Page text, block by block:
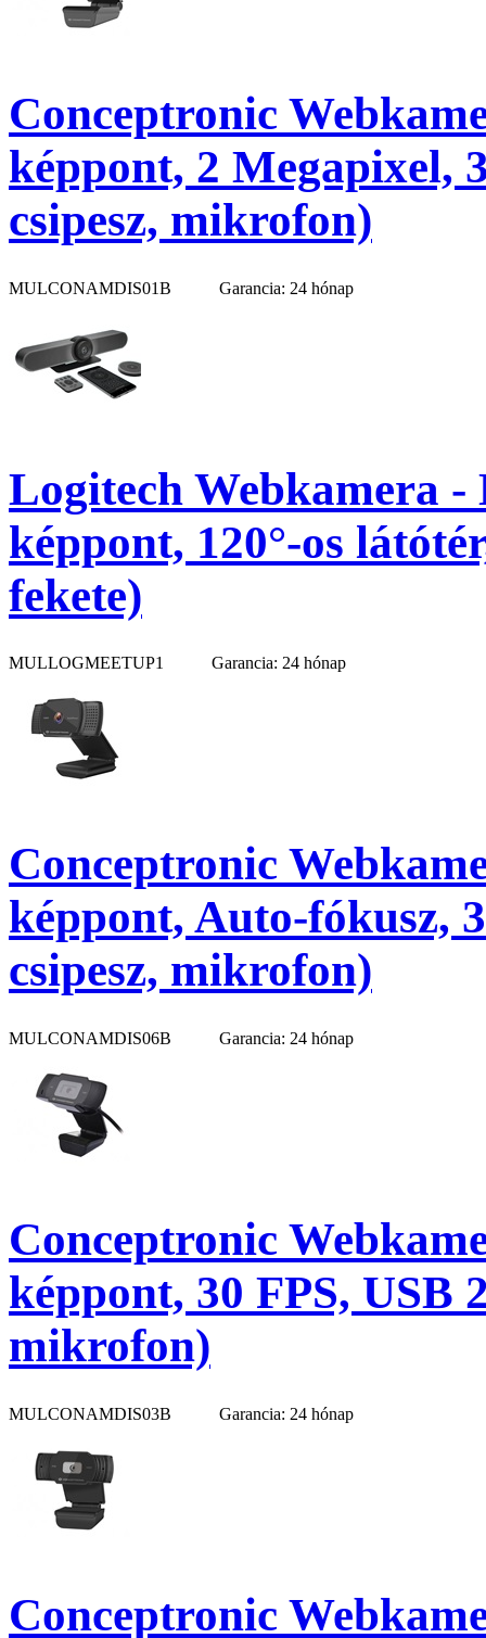
Conceptronic
képpont, 2 Megapixel,
csipesz, mikrofon)
MULCONAMDIS01B Garancia: 24 hónap
Logitech Webkamera -
képpont, 120°-os
fekete)
MULLOGMEETUP1 Garancia: 24 hónap
Conceptronic
képpont, Auto-fókusz,
csipesz, mikrofon)
MULCONAMDIS06B Garancia: 24 hónap
Conceptronic
képpont, 30 FPS, USB
mikrofon)
MULCONAMDIS03B Garancia: 24 hónap
Conceptronic